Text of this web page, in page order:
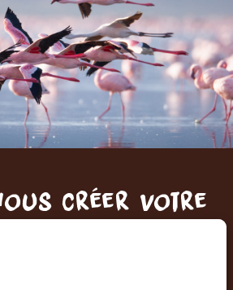
créer votre
sur mesure
DEVIS GRATUIT, SANS